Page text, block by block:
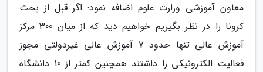
معاون آموزشی وزارت علوم اضافه نمود: اگر قبل از بحث
کرونا را در نظر بگیریم خواهیم دید که از میان 300 مرکز
آموزش عالی تنها حدود 7 آموزش عالی غیردولتی مجوز
فعالیت الکترونیکی را داشتند همچنین کمتر از 10 دانشگاه